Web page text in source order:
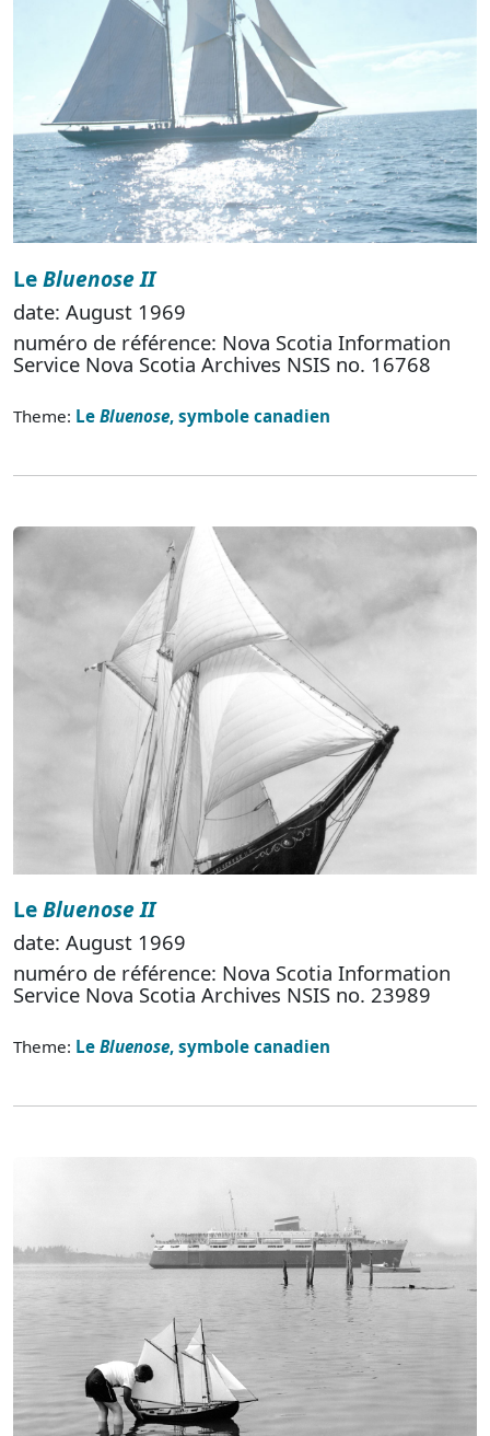
LeBluenose II
date: August 1969
numéro de référence: Nova Scotia Information
Service Nova Scotia Archives NSIS no. 16768
Theme: Le Bluenose, symbole canadien
LeBluenose II
date: August 1969
numéro de référence: Nova Scotia Information
Service Nova Scotia Archives NSIS no. 23989
Theme: Le Bluenose, symbole canadien